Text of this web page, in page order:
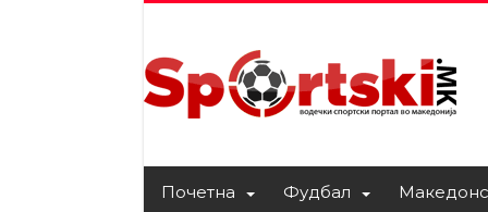
Почетна Фудбал